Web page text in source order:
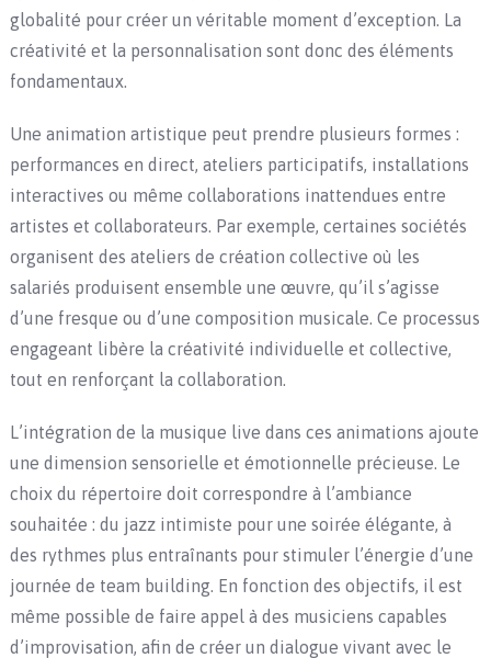
globalité pour créer un véritable moment d’exception. La
créativité et la personnalisation sont donc des éléments
fondamentaux.
Une animation artistique peut prendre plusieurs formes :
performances en direct, ateliers participatifs, installations
interactives ou même collaborations inattendues entre
artistes et collaborateurs. Par exemple, certaines sociétés
organisent des ateliers de création collective où les
salariés produisent ensemble une œuvre, qu’il s’agisse
d’une fresque ou d’une composition musicale. Ce processus
engageant libère la créativité individuelle et collective,
tout en renforçant la collaboration.
L’intégration de la musique live dans ces animations ajoute
une dimension sensorielle et émotionnelle précieuse. Le
choix du répertoire doit correspondre à l’ambiance
souhaitée : du jazz intimiste pour une soirée élégante, à
des rythmes plus entraînants pour stimuler l’énergie d’une
journée de team building. En fonction des objectifs, il est
même possible de faire appel à des musiciens capables
d’improvisation, afin de créer un dialogue vivant avec le